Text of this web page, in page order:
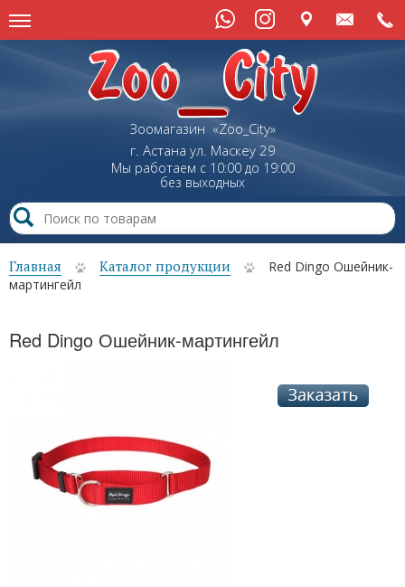
Зоомагазин «Zoo_City»
г. Астана ул. Маскеу29
Мы работаем с 10:00 до 19:00
без выходных
Главная Каталог продукции
Red Dingo Ошейник-
мартингейл
Red Dingo Ошейник-мартингейл